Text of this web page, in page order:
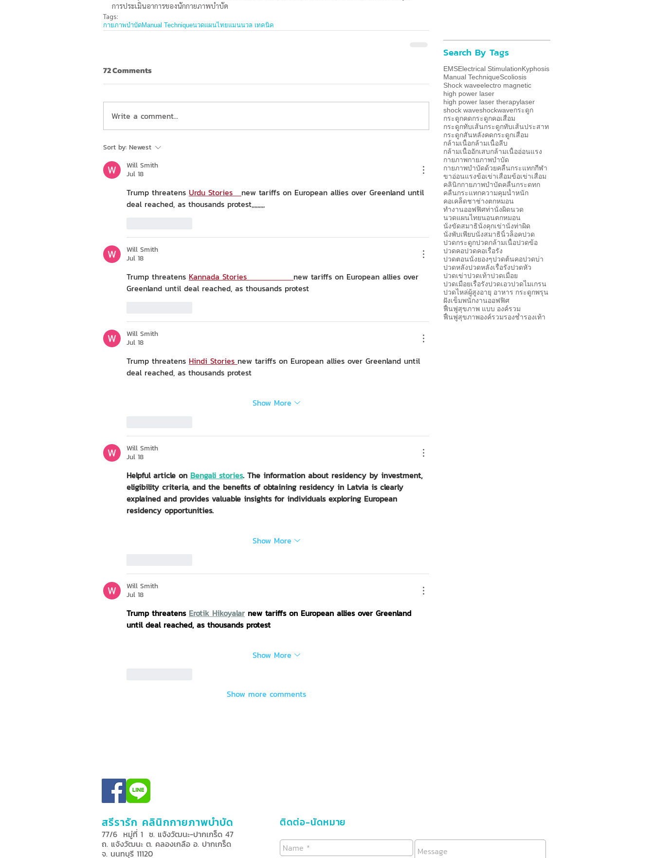
การประเมินอาการของนักกายภาพบำบัด
Tags:
กายภาพบำบัดManual Techniqueนวดแผนไทยแมนนวล เทคนิค
72 Comments
Write a comment...
Sort by: Newest
Will Smith
Jul 18
Trump threatens Urdu Stories
new tariffs on European allies over Greenland until
deal reached, as thousands protest,,,,,,,,,
Will Smith
Jul 18
Trump threatens Kannada Stories new tariffs on European allies over
Greenland until deal reached, as thousands protest
Will Smith
Jul 18
Trump threatens Hindi Stories new tariffs on European allies over Greenland until
deal reached, as thousands protest
Show More
Will Smith
Jul 18
Helpful article on Bengali stories. The information about residency by investment,
eligibility criteria, and the benefits of obtaining residency in Latvia is clearly
explained and provides valuable insights for individuals exploring European
residency opportunities.
Show More
Will Smith
Jul 18
Trump threatens Erotik Hikoyalar new tariffs on European allies over Greenland
until deal reached, as thousands protest
Show More
Show more comments
Search By Tags
EMSElectrical StimulationKyphosis
Manual TechniqueScoliosis
Shock waveelectro magnetic
high power laser
high power laser therapylaser
shock waveshockwaveกระดูก
กระดูกคดกระดูกคอเสื่อม
กระดูกทับเส้นกระดูกทับเส้นประสาท
กระดูกสันหลังคดกระดูกเสื่อม
กล้ามเนื้อกล้ามเนื้อลีบ
กล้ามเนื้ออักเสบกล้ามเนื้ออ่อนแรง
กายภาพกายภาพบำบัด
กายภาพบำบัดด้วยคลื่นกระแทกกีฬา
ขาอ่อนแรงข้อเข่าเสื่อมข้อเข่าเสื่ิอม
คลินิกกายภาพบำบัดคลื่นกระดทก
คลื่นกระแทกความคุมน้ำหนัก
คอเคล็ดชาช่างตกหมอน
ทำงานออฟฟิศท่านั่งผิดนวด
นวดแผนไทยนอนตกหมอน
นั่งขัดสมาธินั่งคุกเข่านั่งท่าผิด
นั่งพับเพียบนั่งสมาธินิ้วล็อคปวด
ปวดกระดูกปวดกล้ามเนื้อปวดข้อ
ปวดคอปวดคอเรื้อรัง
ปวดตอนนั่งยองๆปวดต้นคอปวดบ่า
ปวดหลังปวดหลังเรื้อรังปวดหัว
ปวดเข่าปวดเท้าปวดเมื่อย
ปวดเมื่อยเรื้อรังปวดเอวปวดไมเกรน
ปวดไหล่ผู้สูงอายุ อาหาร กระดูกพรุน
ฝังเข็มพนักงานออฟฟิศ
ฟื้นฟูสุขภาพ แบบ องค์รวม
ฟื้นฟูสุขภาพองค์รวมรองช้ำรองเท้า
สรีรารัก คลินิกกายภาพบำบัด
77/6 หมู่ที่ 1 ซ. แจ้งวัฒนะ-ปากเกร็ด 47
ถ. แจ้งวัฒนะ ต. คลองเกลือ อ. ปากเกร็ด
จ. นนทบุรี 11120
ติดต่อ-นัดหมาย